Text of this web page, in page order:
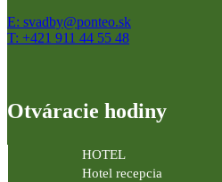
E: svadby@ponteo.sk
T: +421 911 44 55 48
Otváracie hodiny
HOTEL
Hotel recepcia